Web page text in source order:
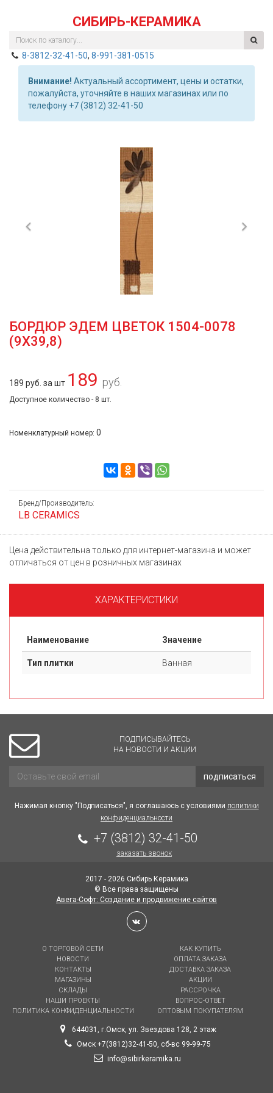
СИБИРЬ-КЕРАМИКА
8-3812-32-41-50, 8-991-381-0515
Внимание! Актуальный ассортимент, цены и остатки,
пожалуйста, уточняйте в наших магазинах или по
телефону +7 (3812) 32-41-50
Previous
БОРДЮР ЭДЕМ ЦВЕТОК 1504-0078
(9Х39,8)
189 руб. за шт 189 руб.
Доступное количество - 8 шт.
Номенклатурный номер: 0
Бренд/Производитель:
LB CERAMICS
Цена действительна только для интернет-магазина и может
отличаться от цен в розничных магазинах
ХАРАКТЕРИСТИКИ
Наименование Значение
Тип плитки Ванная
ПОДПИСЫВАЙТЕСЬ
НА НОВОСТИ И АКЦИИ
подписаться
Нажимая кнопку "Подписаться", я соглашаюсь с условиями политики
конфиденциальности
+7 (3812) 32-41-50
заказать звонок
2017 - 2026 Сибирь Керамика
© Все права защищены
Авега-Софт: Создание и продвижение сайтов
О ТОРГОВОЙ СЕТИ
НОВОСТИ
КОНТАКТЫ
МАГАЗИНЫ
СКЛАДЫ
НАШИ ПРОЕКТЫ
ПОЛИТИКА КОНФИДЕНЦИАЛЬНОСТИ
КАК КУПИТЬ
ОПЛАТА ЗАКАЗА
ДОСТАВКА ЗАКАЗА
АКЦИИ
РАССРОЧКА
ВОПРОС-ОТВЕТ
ОПТОВЫМ ПОКУПАТЕЛЯМ
644031, г.Омск, ул. Звездова 128, 2 этаж
Омск +7(3812)32-41-50, сб-вс 99-99-75
info@sibirkeramika.ru